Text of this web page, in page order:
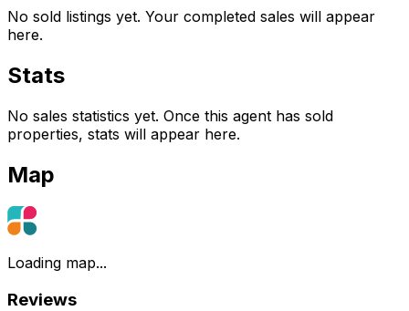
No sold listings yet. Your completed sales will appear
here.
Stats
No sales statistics yet. Once this agent has sold
properties, stats will appear here.
Map
Loading map...
Reviews